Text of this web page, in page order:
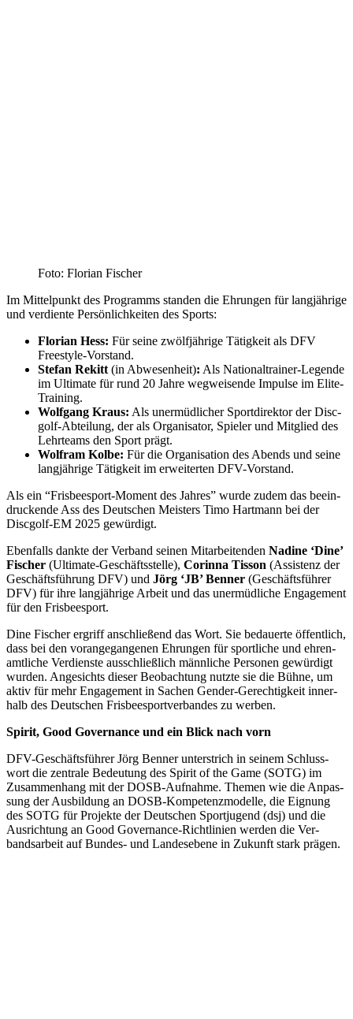
Foto: Flo­ri­an Fischer
Im Mit­tel­punkt des Pro­gramms stan­den die Ehrun­gen für lang­jäh­ri­ge
und ver­dien­te Per­sön­lich­kei­ten des Sports:
Flo­ri­an Hess: Für sei­ne zwölf­jäh­ri­ge Tätig­keit als DFV
Freestyle-Vorstand.
Ste­fan Rekitt (in Abwe­sen­heit): Als Natio­nal­trai­ner-Legen­de
im Ulti­ma­te für rund 20 Jah­re weg­wei­sen­de Impul­se im Elite-
Training.
Wolf­gang Kraus: Als uner­müd­li­cher Sport­di­rek­tor der Disc­
golf-Abtei­lung, der als Orga­ni­sa­tor, Spie­ler und Mit­glied des
Lehr­teams den Sport prägt.
Wolf­ram Kol­be: Für die Orga­ni­sa­ti­on des Abends und sei­ne
lang­jäh­ri­ge Tätig­keit im erwei­ter­ten DFV-Vorstand.
Als ein “Fris­bee­s­port-Moment des Jah­res” wur­de zudem das beein­
dru­cken­de Ass des Deut­schen Meis­ters Timo Hart­mann bei der
Disc­golf-EM 2025 gewürdigt.
Eben­falls dank­te der Ver­band sei­nen Mit­ar­bei­ten­den Nadi­ne ‘Dine’
Fischer (Ulti­ma­te-Geschäfts­stel­le), Corin­na Tis­son (Assis­tenz der
Geschäfts­füh­rung DFV) und Jörg ‘JB’ Ben­ner (Geschäfts­füh­rer
DFV) für ihre lang­jäh­ri­ge Arbeit und das uner­müd­li­che Enga­ge­ment
für den Frisbeesport.
Dine Fischer ergriff anschlie­ßend das Wort. Sie bedau­er­te öffent­lich,
dass bei den vor­an­ge­gan­ge­nen Ehrun­gen für sport­li­che und ehren­
amt­li­che Ver­diens­te aus­schließ­lich männ­li­che Per­so­nen gewür­digt
wur­den. Ange­sichts die­ser Beob­ach­tung nutz­te sie die Büh­ne, um
aktiv für mehr Enga­ge­ment in Sachen Gen­der-Gerech­tig­keit inner­
halb des Deut­schen Fris­bee­s­port­ver­ban­des zu werben.
Spi­rit, Good Gover­nan­ce und ein Blick nach vorn
DFV-Geschäfts­füh­rer Jörg Ben­ner unter­strich in sei­nem Schluss­
wort die zen­tra­le Bedeu­tung des Spi­rit of the Game (SOTG) im
Zusam­men­hang mit der DOSB-Auf­nah­me. The­men wie die Anpas­
sung der Aus­bil­dung an DOSB-Kom­pe­tenz­mo­del­le, die Eig­nung
des SOTG für Pro­jek­te der Deut­schen Sport­ju­gend (dsj) und die
Aus­rich­tung an Good Gover­nan­ce-Richt­li­ni­en wer­den die Ver­
bands­ar­beit auf Bun­des- und Lan­des­ebe­ne in Zukunft stark prägen.